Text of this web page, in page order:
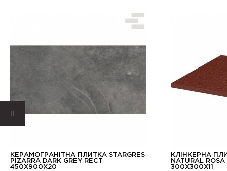
КЕРАМОГРАНІТНА ПЛИТКА STARGRES
PIZARRA DARK GREY RECT
450X900X20
КЛІНКЕРНА
NATURAL
300X300X11